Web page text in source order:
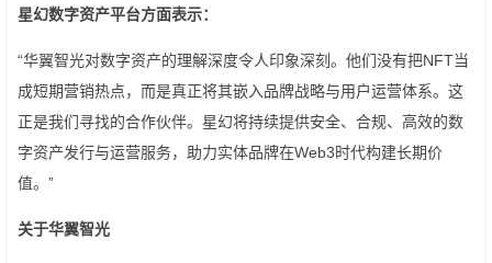
星幻数字资产平台方面表示：
“华翼智光对数字资产的理解深度令人印象深刻。他们没有把NFT当
成短期营销热点，而是真正将其嵌入品牌战略与用户运营体系。这
正是我们寻找的合作伙伴。星幻将持续提供安全、合规、高效的数
字资产发行与运营服务，助力实体品牌在Web3时代构建长期价
值。”
关于华翼智光